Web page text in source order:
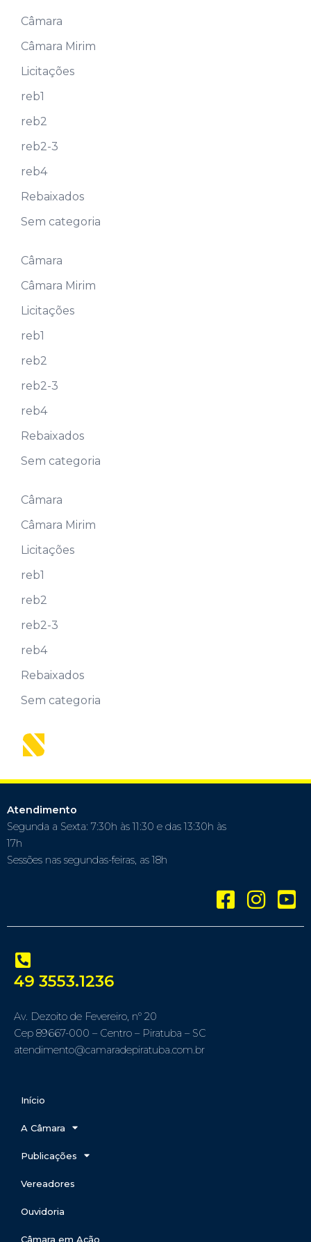
Câmara
Câmara Mirim
Licitações
reb1
reb2
reb2-3
reb4
Rebaixados
Sem categoria
Câmara
Câmara Mirim
Licitações
reb1
reb2
reb2-3
reb4
Rebaixados
Sem categoria
Câmara
Câmara Mirim
Licitações
reb1
reb2
reb2-3
reb4
Rebaixados
Sem categoria
Atendimento
Segunda a Sexta: 7:30h às 11:30 e das 13:30h às
17h
Sessões nas segundas-feiras, as 18h
49 3553.1236
Av. Dezoito de Fevereiro, nº 20
Cep 89667-000 – Centro – Piratuba – SC
atendimento@camaradepiratuba.com.br
Início
A Câmara
Publicações
Vereadores
Ouvidoria
Câmara em Ação